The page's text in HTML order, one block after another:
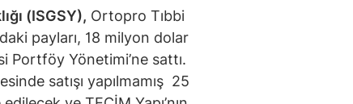
(ISGSY), Ortopro Tıbbi
payları, 18 milyon dolar
Portföy Yönetimi’ne sattı.
satışı yapılmamış 25